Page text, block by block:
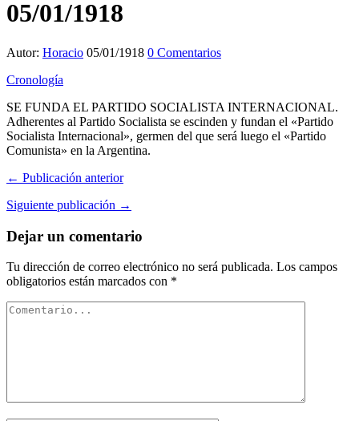
05/01/1918
Autor: Horacio 05/01/1918 0 Comentarios
Cronología
SE FUNDA EL PARTIDO SOCIALISTA INTERNACIONAL.
Adherentes al Partido Socialista se escinden y fundan el «Partido
Socialista Internacional», germen del que será luego el «Partido
Comunista» en la Argentina.
← Publicación anterior
Siguiente publicación →
Dejar un comentario
Tu dirección de correo electrónico no será publicada. Los campos
obligatorios están marcados con *